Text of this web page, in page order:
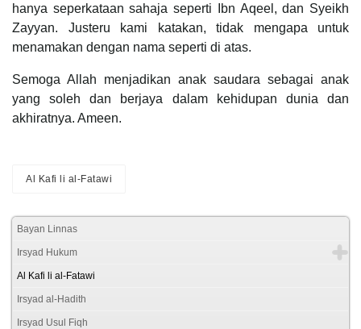
hanya seperkataan sahaja seperti Ibn Aqeel, dan Syeikh
Zayyan. Justeru kami katakan, tidak mengapa untuk
menamakan dengan nama seperti di atas.
Semoga Allah menjadikan anak saudara sebagai anak
yang soleh dan berjaya dalam kehidupan dunia dan
akhiratnya. Ameen.
Al Kafi li al-Fatawi
Bayan Linnas
Irsyad Hukum
Al Kafi li al-Fatawi
Irsyad al-Hadith
Irsyad Usul Fiqh